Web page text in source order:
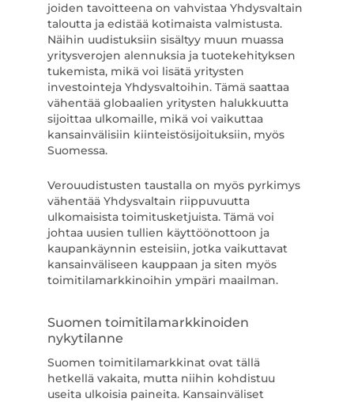
joiden tavoitteena on vahvistaa Yhdysvaltain
taloutta ja edistää kotimaista valmistusta.
Näihin uudistuksiin sisältyy muun muassa
yritysverojen alennuksia ja tuotekehityksen
tukemista, mikä voi lisätä yritysten
investointeja Yhdysvaltoihin. Tämä saattaa
vähentää globaalien yritysten halukkuutta
sijoittaa ulkomaille, mikä voi vaikuttaa
kansainvälisiin kiinteistösijoituksiin, myös
Suomessa.
Verouudistusten taustalla on myös pyrkimys
vähentää Yhdysvaltain riippuvuutta
ulkomaisista toimitusketjuista. Tämä voi
johtaa uusien tullien käyttöönottoon ja
kaupankäynnin esteisiin, jotka vaikuttavat
kansainväliseen kauppaan ja siten myös
toimitilamarkkinoihin ympäri maailman.
Suomen toimitilamarkkinoiden
nykytilanne
Suomen toimitilamarkkinat ovat tällä
hetkellä vakaita, mutta niihin kohdistuu
useita ulkoisia paineita. Kansainväliset